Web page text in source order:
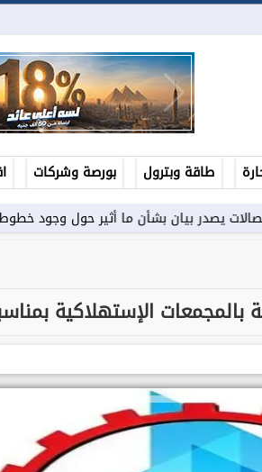
طاقة وبترول بورصة وشركات
بشأن ما أثير حول وجود خطوط هاتف